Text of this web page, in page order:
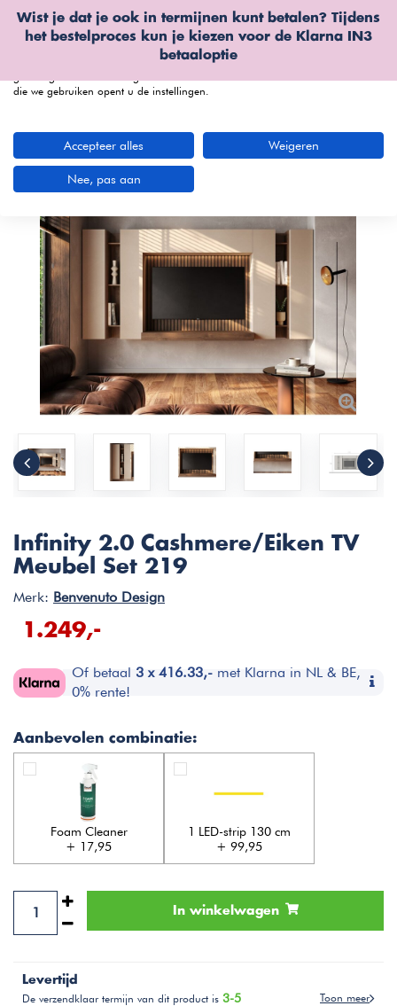
Wist je dat je ook in termijnen kunt betalen? Tijdens
het bestelproces kun je kiezen voor de Klarna IN3
betaaloptie
Infinity 2.0 Cashmere/Eiken TV
Meubel Set 219
Merk: Benvenuto Design
1.249,-
Of betaal 3 x 416.33,- met Klarna in NL & BE,
0% rente!
Aanbevolen combinatie:
Foam Cleaner
+ 17,95
1 LED-strip 130 cm
+ 99,95
In winkelwagen
Levertijd
De verzendklaar termijn van dit product is 3-5
Toon meer
Wij gebruiken cookies
We kunnen deze plaatsen voor analyse van onze bezoekersgegevens, om
onze website te verbeteren, gepersonaliseerde inhoud te tonen en om u een
die we gebruiken opent u de instellingen.
Accepteer alles Weigeren
Nee, pas aan